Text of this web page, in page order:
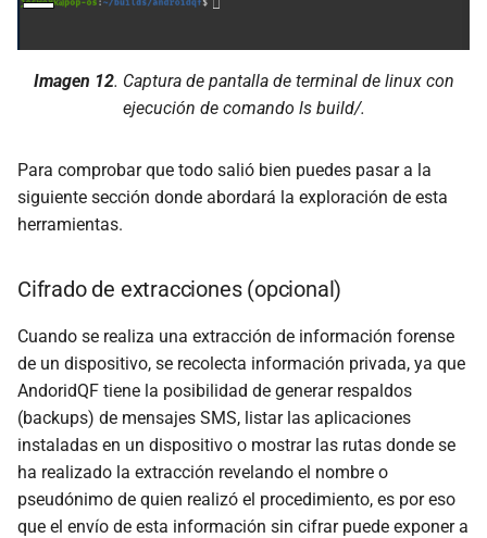
Imagen 12. Captura de pantalla de terminal de linux con
ejecución de comando ls build/.
Para comprobar que todo salió bien puedes pasar a la
siguiente sección donde abordará la exploración de esta
herramientas.
Cifrado de extracciones (opcional)
Cuando se realiza una extracción de información forense
de un dispositivo, se recolecta información privada, ya que
AndoridQF tiene la posibilidad de generar respaldos
(backups) de mensajes SMS, listar las aplicaciones
instaladas en un dispositivo o mostrar las rutas donde se
ha realizado la extracción revelando el nombre o
pseudónimo de quien realizó el procedimiento, es por eso
que el envío de esta información sin cifrar puede exponer a